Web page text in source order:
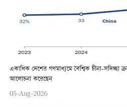
একাধিক দেশের গণমাধ্যমে বৈশ্বিক চীনা-সদিচ্ছা
আলোচনা করেছেন
05-Aug-2026